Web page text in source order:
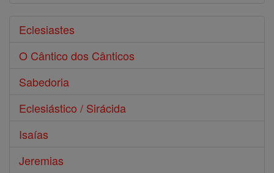
Eclesiastes
O Cântico dos Cânticos
Sabedoria
Eclesiástico / Sirácida
Isaías
Jeremias